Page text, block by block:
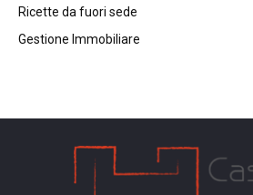
Ricette da fuori sede
Gestione Immobiliare